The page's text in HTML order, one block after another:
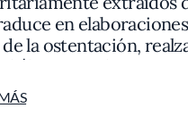
en
la ostentación,
visual entre
concede a los